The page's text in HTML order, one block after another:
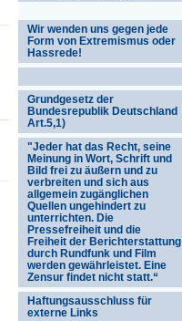
Wir wenden uns gegen jede
Form von Extremismus oder
Hassrede!
Grundgesetz der
Bundesrepublik Deutschland
Art.5,1)
"Jeder hat das Recht, seine
Meinung in Wort, Schrift und
Bild frei zu äußern und zu
verbreiten und sich aus
allgemein zugänglichen
Quellen ungehindert zu
unterrichten. Die
Pressefreiheit und die
Freiheit der Berichterstattung
durch Rundfunk und Film
werden gewährleistet. Eine
Zensur findet nicht statt.“
Haftungsausschluss für
externe Links